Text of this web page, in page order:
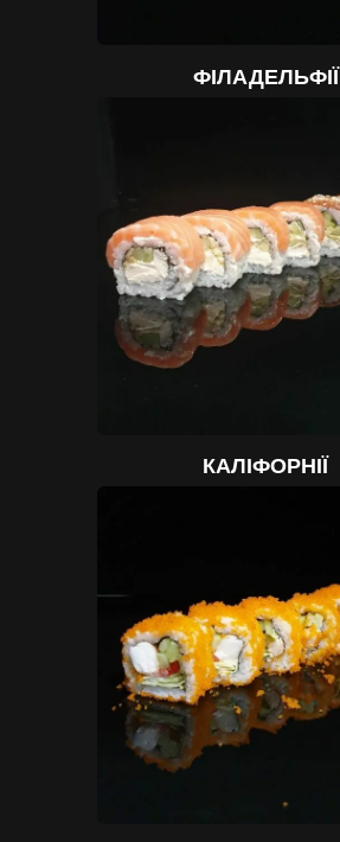
ФІЛАДЕЛЬФІЇ
КАЛІФОРНІЇ